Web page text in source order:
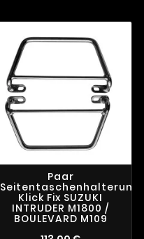
Paar
Klick Fix SUZUKI
INTRUDER M1800 /
BOULEVARD M109